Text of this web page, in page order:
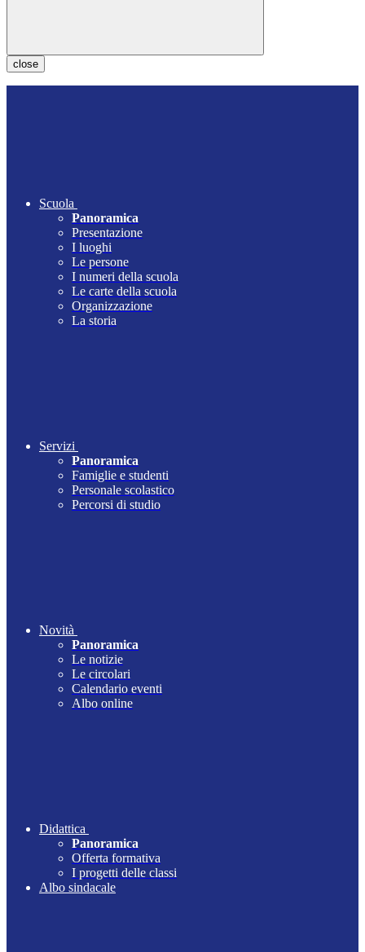
close
Scuola
Panoramica
Presentazione
I luoghi
Le persone
I numeri della scuola
Le carte della scuola
Organizzazione
La storia
Servizi
Panoramica
Famiglie e studenti
Personale scolastico
Percorsi di studio
Novità
Panoramica
Le notizie
Le circolari
Calendario eventi
Albo online
Didattica
Panoramica
Offerta formativa
I progetti delle classi
Albo sindacale